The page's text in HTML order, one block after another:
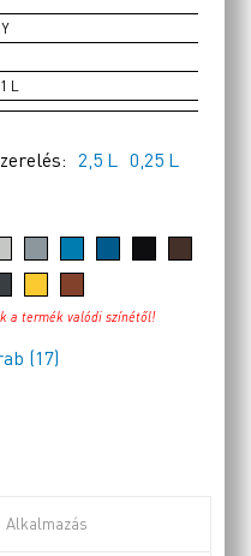
L
2,5 L 0,25 L
a termék valódi színétől!
(17)
Alkalmazás